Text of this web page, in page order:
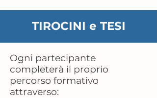
TIROCINI e TESI
Ogni partecipante
completerà il proprio
percorso formativo
attraverso: